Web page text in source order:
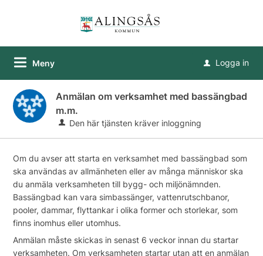
Meny u Logga in
Anmälan om verksamhet med bassängbad
m.m.
Den här tjänsten kräver inloggning
Om du avser att starta en verksamhet med bassängbad som
ska användas av allmänheten eller av många människor ska
du anmäla verksamheten till bygg- och miljönämnden.
Bassängbad kan vara simbassänger, vattenrutschbanor,
pooler, dammar, flyttankar i olika former och storlekar, som
finns inomhus eller utomhus.
Anmälan måste skickas in senast 6 veckor innan du startar
verksamheten. Om verksamheten startar utan att en anmälan